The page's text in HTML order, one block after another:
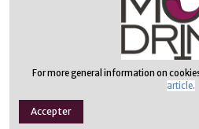
Bières, alcopops et vins:
Spiritueux:18 ans
MonDrink Online Shop |
For more general information on
article.
Accepter